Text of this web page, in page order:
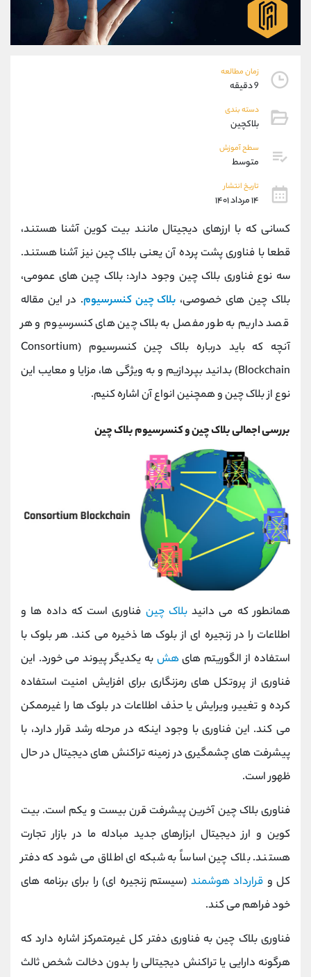
زمان مطالعه
9 دقیقه
دسته بندی
بلاکچین
سطح آموزش
متوسط
تاریخ انتشار
۱۴ مرداد ۱۴۰۱
کسانی که با ارزهای دیجیتال مانند بیت کوین آشنا هستند،
قطعا با فناوری پشت پرده آن یعنی بلاک چین نیز آشنا هستند.
سه نوع فناوری بلاک چین وجود دارد: بلاک چین های عمومی،
بلاک چین های خصوصی، بلاک چین کنسرسیوم. در این مقاله
قصد داریم به طور مفصل به بلاک چین های کنسرسیوم و هر
آنچه که باید درباره بلاک چین کنسرسیوم (Consortium
Blockchain) بدانید بپردازیم و به ویژگی ها، مزایا و معایب این
نوع از بلاک چین و همچنین انواع آن اشاره کنیم.
بررسی اجمالی بلاک چین و کنسرسیوم بلاک چین
همانطور که می دانیدبلاک چین فناوری است که داده ها و
اطلاعات را در زنجیره ای از بلوک ها ذخیره می کند. هر بلوک با
استفاده از الگوریتم هایهش به یکدیگر پیوند می خورد. این
فناوری از پروتکل های رمزنگاری برای افزایش امنیت استفاده
کرده و تغییر، ویرایش یا حذف اطلاعات در بلوک ها را غیرممکن
می کند. این فناوری با وجود اینکه در مرحله رشد قرار دارد، با
پیشرفت های چشمگیری در زمینه تراکنش های دیجیتال در حال
ظهور است.
فناوری بلاک چین آخرین پیشرفت قرن بیست و یکم است. بیت
کوین و ارز دیجیتال ابزارهای جدید مبادله ما در بازار تجارت
هستند. بلاک چین اساساً به شبکه ای اطلاق می شود که دفتر
کل و قرارداد هوشمند (سیستم زنجیره ای) را برای برنامه های
خود فراهم می کند.
فناوری بلاک چین به فناوری دفتر کل غیرمتمرکز اشاره دارد که
هرگونه دارایی یا تراکنش دیجیتالی را بدون دخالت شخص ثالث
09304891085
واتساپ شروع گفتگو
تلگرام @Armteam_admin_103
پشتیبان فروش
موبایل
تلگرام
اطلاعات تماس
تلفن 021-22021030
تلفن 021-22021040
اینستاگرام @alireza.mehrabii
کانال تلگرام @alirezamehrabi_com
@alirezamehrabi_official